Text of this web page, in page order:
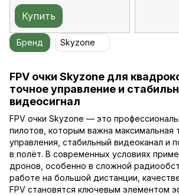
Купить
FPV очки Skyzone для
точное управление и
видеосигнал
FPV очки Skyzone — это
пилотов, которым важна максимальная
управления, стабильный видеоканал и
в полёт. В современных условиях
дронов, особенно в сложной
работе на большой дистанции,
FPV становятся ключевым элементом
Бренд Skyzone